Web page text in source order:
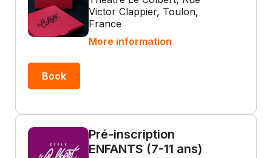
Victor Clappier, Toulon,
France
More information
Book
Pré-inscription
ENFANTS (7-11 ans)